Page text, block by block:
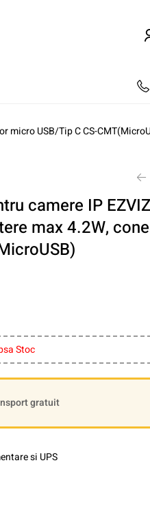
micro USB/Tip C CS-
675,60
137,28
camere IP
max 4.2W,
Stoc
gratuit
si UPS